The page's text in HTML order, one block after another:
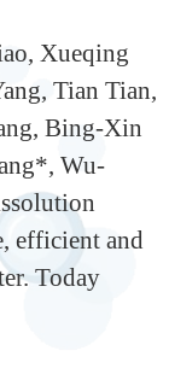
Xueqing
Tian Tian,
Bing-Xin
*, Wu-
efficient and
Today